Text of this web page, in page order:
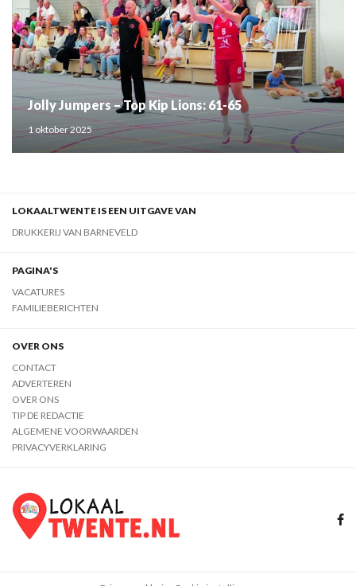
Jolly Jumpers – Top Kip Lions: 61-65
1 oktober 2025
LOKAALTWENTE IS EEN UITGAVE VAN
DRUKKERIJ VAN BARNEVELD
PAGINA'S
VACATURES
FAMILIEBERICHTEN
OVER ONS
CONTACT
ADVERTEREN
OVER ONS
TIP DE REDACTIE
ALGEMENE VOORWAARDEN
PRIVACYVERKLARING